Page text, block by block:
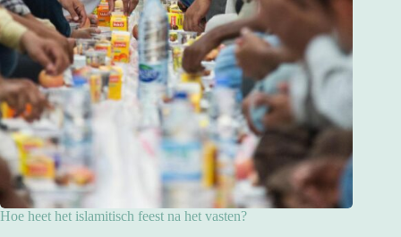
Hoe heet het islamitisch feest na het vasten?